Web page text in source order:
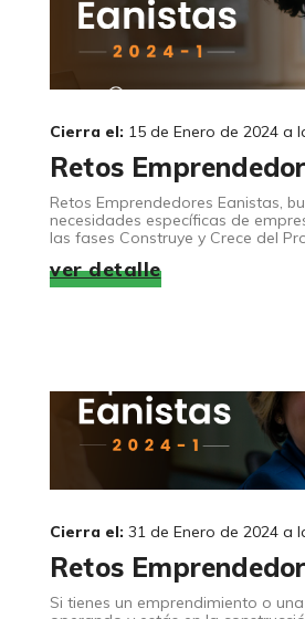
Cierra el: 15 de Enero de 2024 a
Retos
Retos Emprendedores Eanistas,
necesidades específicas de
las fases Construye y Crece del
ver detalle
Cierra el: 31 de Enero de 2024 a
Retos
Si tienes un emprendimiento o